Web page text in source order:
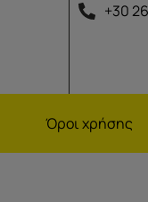
+30
Όροι χρήσης